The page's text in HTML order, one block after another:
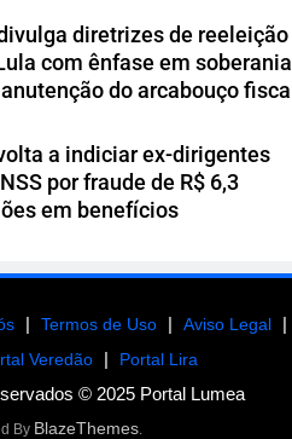
diretrizes de reeleição
com ênfase em soberania
do arcabouço fiscal
a indiciar ex-dirigentes
por fraude de R$ 6,3
em benefícios
| Termos de Uso | Aviso Legal |
Veredão | Portal Lira
© 2025 Portal Lumea
By BlazeThemes.